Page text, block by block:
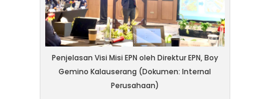
Penjelasan Visi Misi EPN oleh Direktur EPN, Boy
Gemino Kalauserang (Dokumen: Internal
Perusahaan)